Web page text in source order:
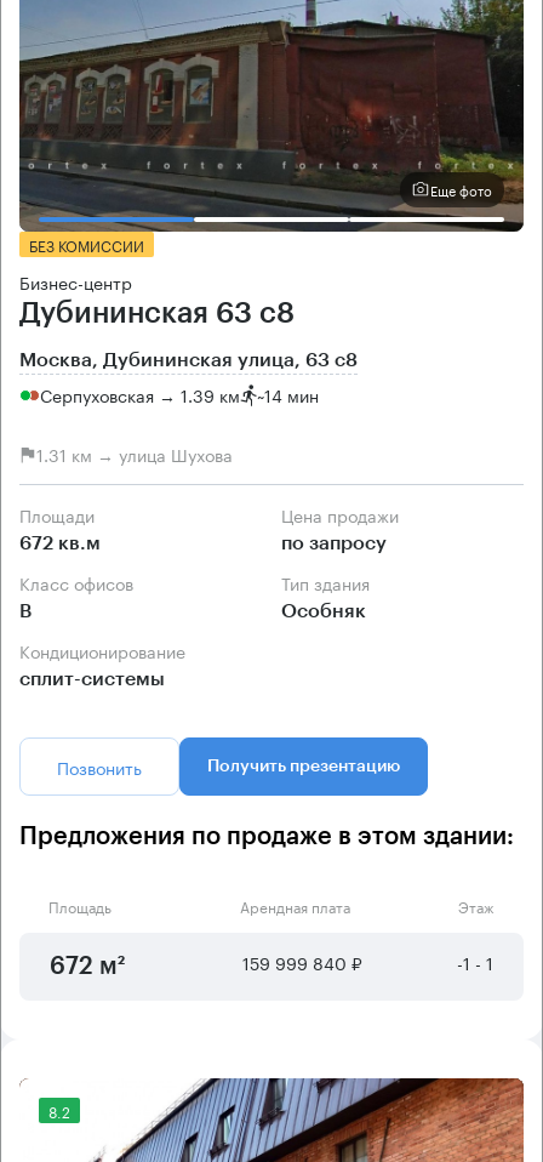
Еще фото
БЕЗ КОМИССИИ
Бизнес-центр
Дубининская 63 с8
Москва, Дубининская улица, 63 с8
Серпуховская → 1.39 км ~14 мин
1.31 км → улица Шухова
Площади
672 кв.м
Цена продажи
по запросу
Класс офисов
B
Тип здания
Особняк
Кондиционирование
сплит-системы
Позвонить Получить презентацию
Предложения по продаже в этом здании:
Площадь Арендная плата Этаж
672 м² 159 999 840 ₽ -1 - 1
8.2